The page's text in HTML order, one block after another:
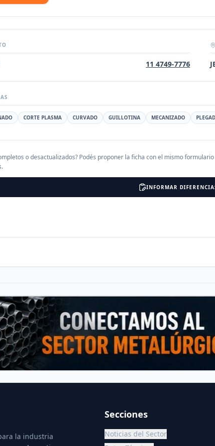
11 4749-7776
CORTE PLASMA CURVADO GUILLOTINA MECANIZADO
o desactualizados? Podés proponer la ficha con el mismo
INFORMAR
la industria
Secciones
Noticias del Sector